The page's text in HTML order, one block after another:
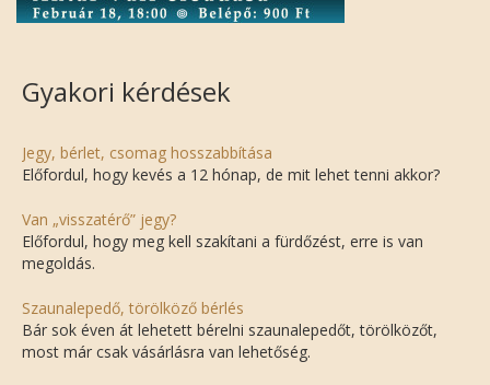
Gyakori kérdések
Jegy, bérlet, csomag hosszabbítása
Előfordul, hogy kevés a 12 hónap, de mit lehet tenni akkor?
Van „visszatérő” jegy?
Előfordul, hogy meg kell szakítani a fürdőzést, erre is van
megoldás.
Szaunalepedő, törölköző bérlés
Bár sok éven át lehetett bérelni szaunalepedőt, törölközőt,
most már csak vásárlásra van lehetőség.